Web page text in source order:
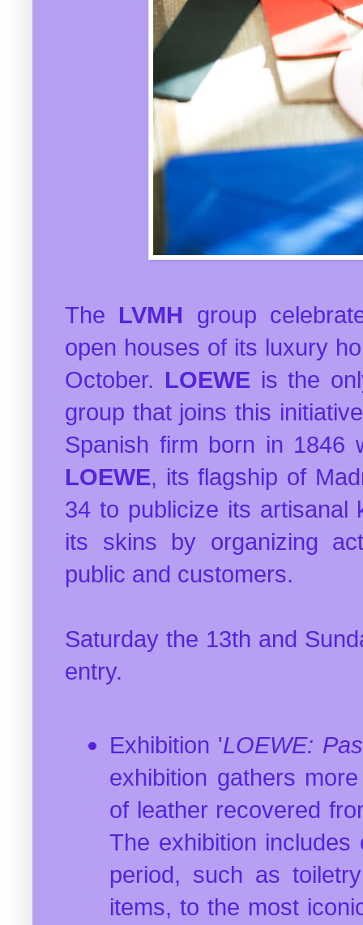
The LVMH group
open houses of its luxury
October. LOEWEis the
group that joins this
Spanish firm born in
LOEWE, its flagship of
34 to publicize its artisanal
its skins by organizing
public and customers.
Saturday the 13th and
entry.
Exhibition 'LOEWE:
exhibition gathers
of leather recovered
The exhibition
period, such as
items, to the most